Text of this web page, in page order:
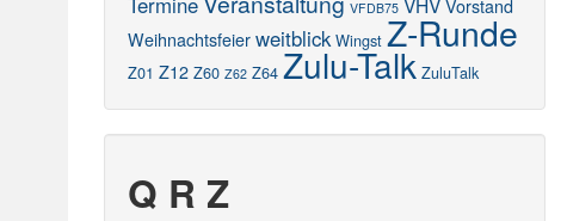
VFDB75
Vorstand
Weihnachtsfeier weitblick Wingst Z-Runde
Z01 Z12 Z60 Z62 Z64 Zulu-Talk ZuluTalk
Q R Z